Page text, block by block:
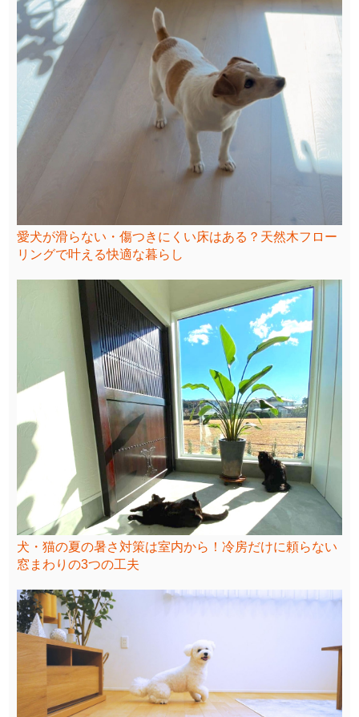
愛犬が滑らない・傷つきにくい床はある？天然木フロー
リングで叶える快適な暮らし
犬・猫の夏の暑さ対策は室内から！冷房だけに頼らない
窓まわりの3つの工夫